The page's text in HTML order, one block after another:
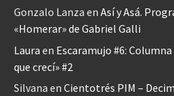
Gonzalo Lanza en Así y Asá.
«Homerar» de Gabriel Galli
Laura en Escaramujo #6:
que crecí» #2
Silvana en Cientotrés PIM –